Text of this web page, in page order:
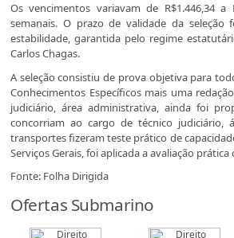
Os vencimentos variavam de R$1.446,34
semanais. O prazo de validade da
estabilidade, garantida pelo regime
Carlos Chagas.
A seleção consistiu de prova objetiva para
Conhecimentos Específicos mais uma
judiciário, área administrativa, ainda foi
concorriam ao cargo de técnico judiciário,
transportes fizeram teste prático de
Serviços Gerais, foi aplicada a avaliação
Fonte: Folha Dirigida
Ofertas Submarino